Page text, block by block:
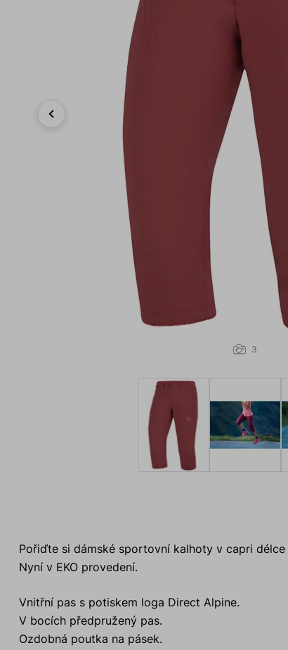
3
Pořiďte si dámské sportovní kalhoty v capri
Nyní v EKO provedení.
Vnitřní pas s potiskem loga Direct Alpine.
V bocích předpružený pas.
Ozdobná poutka na pásek.